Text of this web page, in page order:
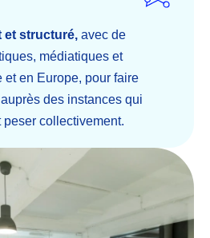
et structuré, avec de
médiatiques et
et en Europe, pour faire
des instances qui
collectivement.